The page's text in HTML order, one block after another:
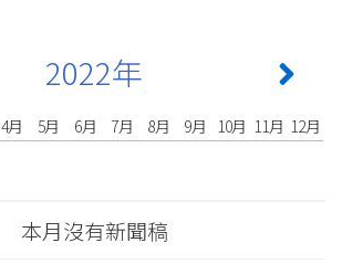
2022年
4月 5月 6月 7月 8月 9月 10月 11月 12月
本月沒有新聞稿